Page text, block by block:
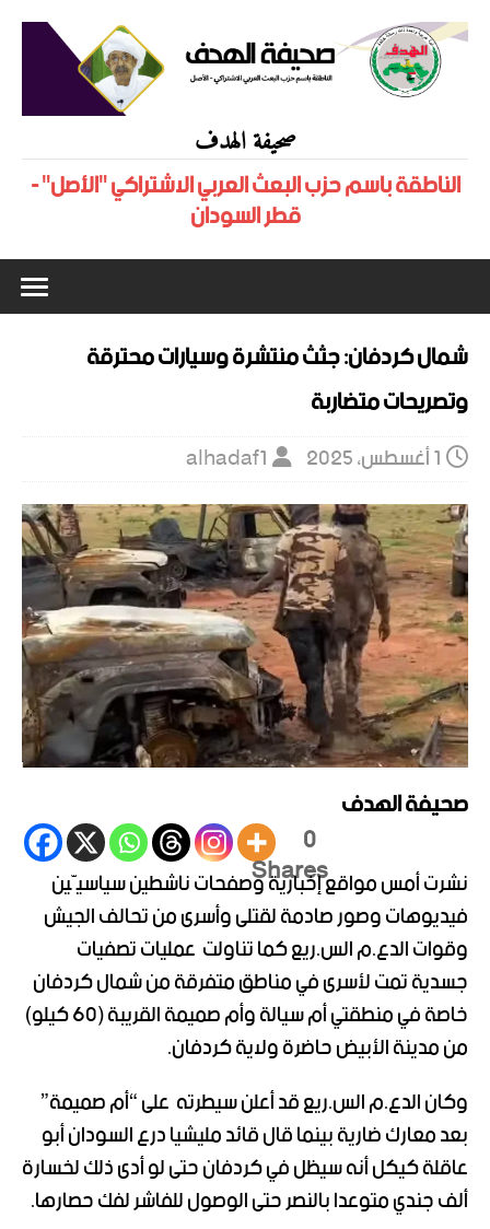
صحيفة الهدف
الناطقة باسم حزب البعث العربي الاشتراكي "الأصل" -
قطر السودان
شمال كردفان: جثث منتشرة وسيارات محترقة
وتصريحات متضاربة
1 أغسطس، 2025 alhadaf1
صحيفة الهدف
0
Shares
نشرت أمس مواقع إخبارية وصفحات ناشطين سياسيّين
فيديوهات وصور صادمة لقتلى وأسرى من تحالف الجيش
وقوات الدع.م الس.ريع كما تناولتعمليات تصفيات
جسدية تمت لأسرى في مناطق متفرقة من شمال كردفان
خاصة في منطقتي أم سيالة وأم صميمة القريبة (60 كيلو)
من مدينة الأبيض حاضرة ولاية كردفان.
وكان الدع.م الس.ريع قد أعلن سيطرتهعلى “أم صميمة”
بعد معارك ضارية بينما قال قائد مليشيا درع السودان أبو
عاقلة كيكل أنه سيظل في كردفان حتى لو أدى ذلك لخسارة
ألف جندي متوعدا بالنصر حتى الوصول للفاشر لفك حصارها.